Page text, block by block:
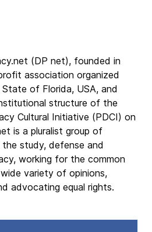
(DP net), founded in
association organized
of Florida, USA, and
structure of the
Cultural Initiative (PDCI) on
is a pluralist group of
the study, defense and
working for the common
variety of opinions,
advocating equal rights.